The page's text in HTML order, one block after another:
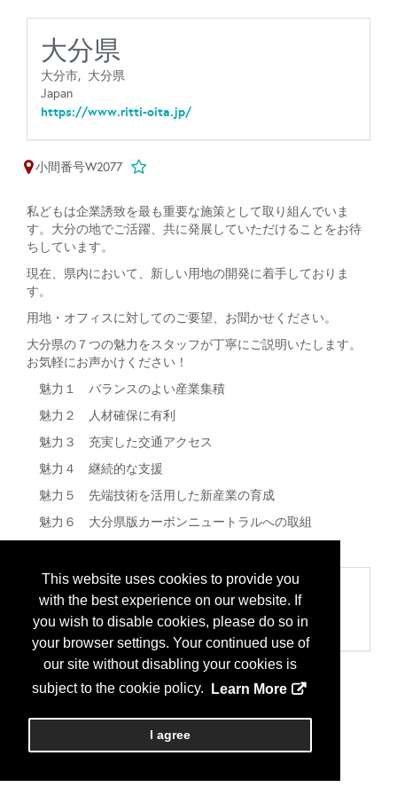
This website uses cookies to provide you
with the best experience on our website. If
you wish to disable cookies, please do so in
your browser settings. Your continued use of
our site without disabling your cookies is
subject to the cookie policy.
Learn More
I agree
大分県
大分市, 大分県
Japan
https://www.ritti-oita.jp/
小間番号W2077
私どもは企業誘致を最も重要な施策として取り組んでいま
す。大分の地でご活躍、共に発展していただけることをお待
ちしています。
現在、県内において、新しい用地の開発に着手しておりま
す。
用地・オフィスに対してのご要望、お聞かせください。
大分県の７つの魅力をスタッフが丁寧にご説明いたします。
お気軽にお声かけください！
魅力１ バランスのよい産業集積
魅力２ 人材確保に有利
魅力３ 充実した交通アクセス
魅力４ 継続的な支援
魅力５ 先端技術を活用した新産業の育成
魅力６ 大分県版カーボンニュートラルへの取組
Categories
902 その他
その他